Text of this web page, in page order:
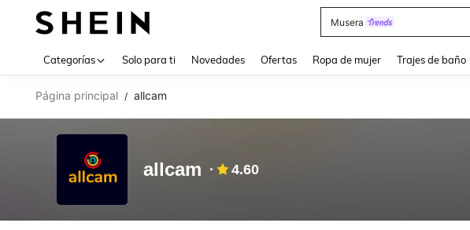
Musera
Categorías Solo para ti Novedades Ofertas Ropa de mujer Trajes de baño
Página principal / allcam
allcam 4.60